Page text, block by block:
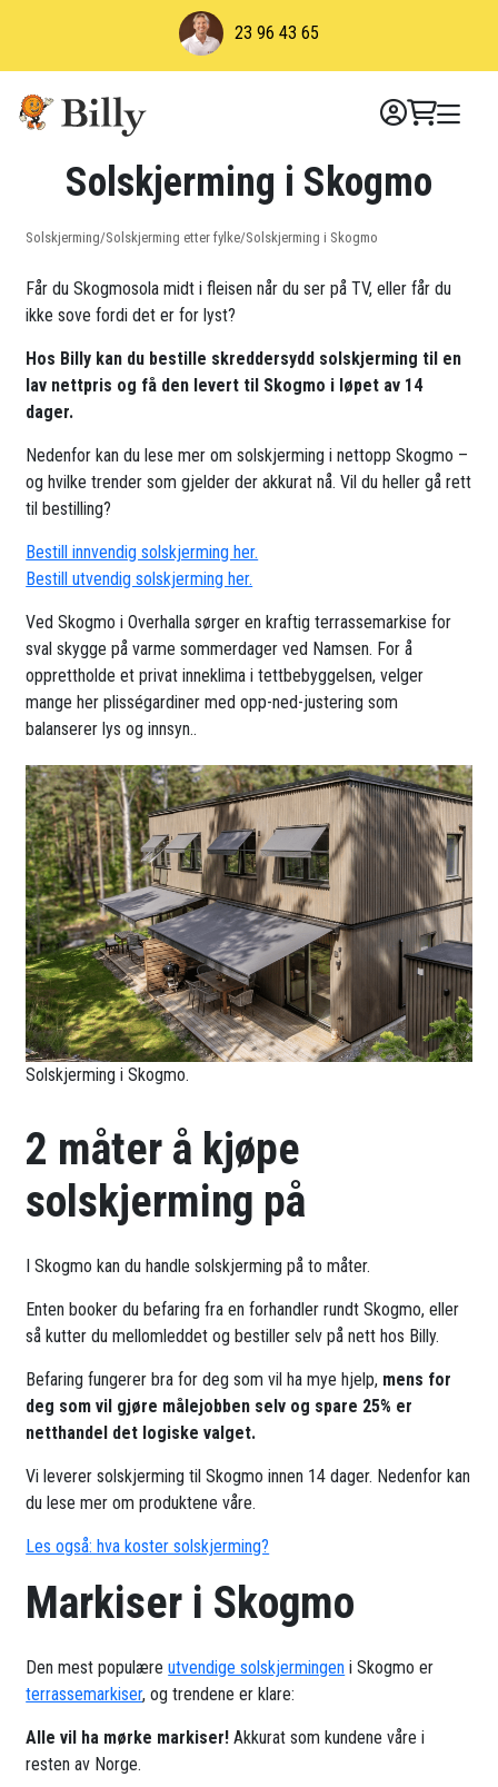
23 96 43 65
Solskjerming i Skogmo
Solskjerming/Solskjerming etter fylke/Solskjerming i Skogmo
Får du Skogmosola midt i fleisen når du ser på TV, eller får du
ikke sove fordi det er for lyst?
Hos Billy kan du bestille skreddersydd solskjerming til en
lav nettpris og få den levert til Skogmo i løpet av 14
dager.
Nedenfor kan du lese mer om solskjerming i nettopp Skogmo –
og hvilke trender som gjelder der akkurat nå. Vil du heller gå rett
til bestilling?
Bestill innvendig solskjerming her.
Bestill utvendig solskjerming her.
Ved Skogmo i Overhalla sørger en kraftig terrassemarkise for
sval skygge på varme sommerdager ved Namsen. For å
opprettholde et privat inneklima i tettbebyggelsen, velger
mange her plisségardiner med opp-ned-justering som
balanserer lys og innsyn..
Solskjerming i Skogmo.
2 måter å kjøpe
solskjerming på
I Skogmo kan du handle solskjerming på to måter.
Enten booker du befaring fra en forhandler rundt Skogmo, eller
så kutter du mellomleddet og bestiller selv på nett hos Billy.
Befaring fungerer bra for deg som vil ha mye hjelp, mens for
deg som vil gjøre målejobben selv og spare 25% er
netthandel det logiske valget.
Vi leverer solskjerming til Skogmo innen 14 dager. Nedenfor kan
du lese mer om produktene våre.
Les også: hva koster solskjerming?
Markiser i Skogmo
Den mest populæreutvendige solskjermingen i Skogmo er
terrassemarkiser, og trendene er klare:
Alle vil ha mørke markiser! Akkurat som kundene våre i
resten av Norge.